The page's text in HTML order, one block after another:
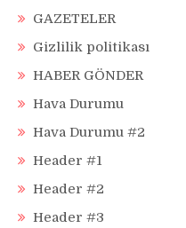
GAZETELER
Gizlilik politikası
HABER GÖNDER
Hava Durumu
Hava Durumu #2
Header #1
Header #2
Header #3